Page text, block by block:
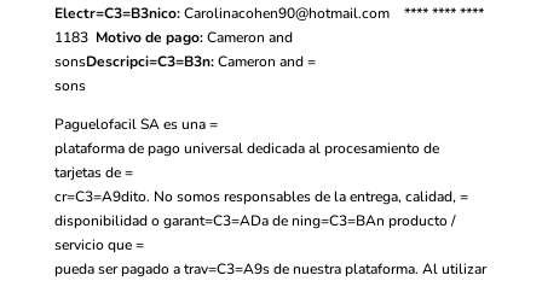
Electr=C3=B3nico: Carolinacohen90@hotmail.com
**** **** ****
1183 Motivo de pago: Cameron and
sonsDescripci=C3=B3n: Cameron and =
sons
Paguelofacil SA es una =
plataforma de pago universal dedicada al procesamiento de
tarjetas de =
cr=C3=A9dito. No somos responsables de la entrega, calidad, =
disponibilidad o garant=C3=ADa de ning=C3=BAn producto /
servicio que =
pueda ser pagado a trav=C3=A9s de nuestra plataforma. Al utilizar